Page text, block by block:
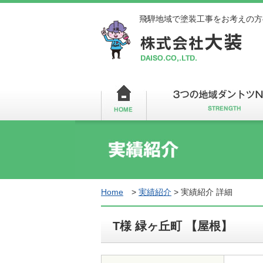
飛騨地域で塗装工事をお考えの
Home > 実績紹介 > 実績紹介 詳細
T様 緑ヶ丘町 【屋根】